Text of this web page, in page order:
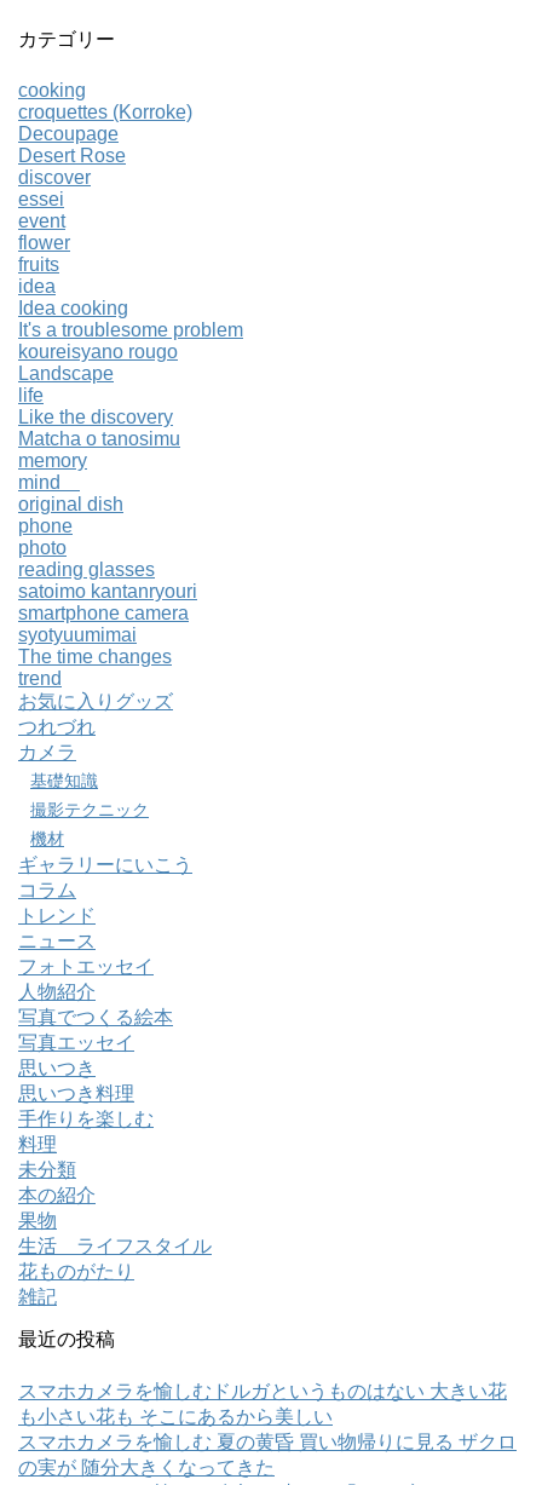
カテゴリー
cooking
croquettes (Korroke)
Decoupage
Desert Rose
discover
essei
event
flower
fruits
idea
Idea cooking
It's a troublesome problem
koureisyano rougo
Landscape
life
Like the discovery
Matcha o tanosimu
memory
mind
original dish
phone
photo
reading glasses
satoimo kantanryouri
smartphone camera
syotyuumimai
The time changes
trend
お気に入りグッズ
つれづれ
カメラ
基礎知識
撮影テクニック
機材
ギャラリーにいこう
コラム
トレンド
ニュース
フォトエッセイ
人物紹介
写真でつくる絵本
写真エッセイ
思いつき
思いつき料理
手作りを楽しむ
料理
未分類
本の紹介
果物
生活 ライフスタイル
花ものがたり
雑記
最近の投稿
スマホカメラを愉しむドルガというものはない 大きい花
も小さい花も そこにあるから美しい
スマホカメラを愉しむ 夏の黄昏 買い物帰りに見る ザクロ
の実が 随分大きくなってきた